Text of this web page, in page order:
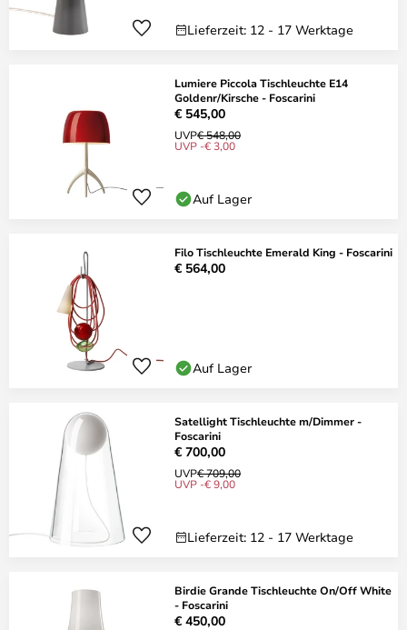
Lieferzeit: 12 - 17 Werktage
Lumiere Piccola Tischleuchte E14
Goldenr/Kirsche - Foscarini
€ 545,00
UVP€ 548,00
UVP -€ 3,00
Auf Lager
Filo Tischleuchte Emerald King - Foscarini
€ 564,00
Auf Lager
Satellight Tischleuchte m/Dimmer -
Foscarini
€ 700,00
UVP€ 709,00
UVP -€ 9,00
Lieferzeit: 12 - 17 Werktage
Birdie Grande Tischleuchte On/Off White
- Foscarini
€ 450,00